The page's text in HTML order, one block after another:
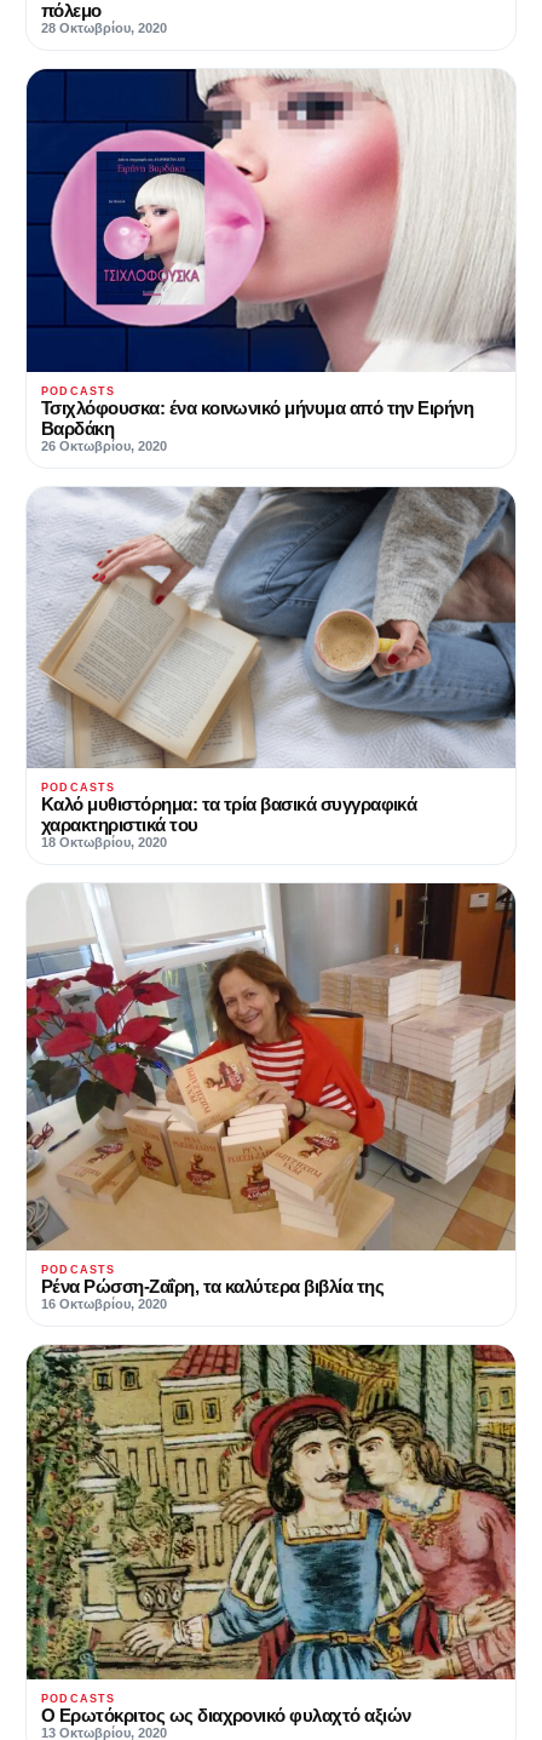
πόλεμο
28 Οκτωβρίου, 2020
PODCASTS
Τσιχλόφουσκα: ένα κοινωνικό μήνυμα από την Ειρήνη
Βαρδάκη
26 Οκτωβρίου, 2020
PODCASTS
Καλό μυθιστόρημα: τα τρία βασικά συγγραφικά
χαρακτηριστικά του
18 Οκτωβρίου, 2020
PODCASTS
Ρένα Ρώσση-Ζαΐρη, τα καλύτερα βιβλία της
16 Οκτωβρίου, 2020
PODCASTS
Ο Ερωτόκριτος ως διαχρονικό φυλαχτό αξιών
13 Οκτωβρίου, 2020